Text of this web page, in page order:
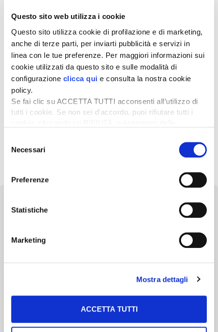
Questo sito web utilizza i cookie
Questo sito utilizza cookie di profilazione e di marketing,
anche di terze parti, per inviarti pubblicità e servizi in
linea con le tue preferenze. Per maggiori informazioni sui
cookie utilizzati da questo sito e sulle modalità di
configurazione clicca qui e consulta la nostra cookie
policy.
Se fai clic su ACCETTA TUTTI acconsenti all’utilizzo di
tutti i cookie. Se non sei d’accordo, puoi rifiutare tutti i
desideri accettare e cliccando ACCETTA SELEZIONATI.
delNecessari
Preferenze
Statistiche
Marketing
Mostra dettagli
ACCETTA TUTTI
23 gennaio – Pero, sede della Regione Emilia-
Sono al momento ancora in fase di organizzazione
anche eventi sulla difesa della vite nel Centro-sud Italia
(ipotizzato il 7 novembre a Pescara), delle drupacee
nell’Italia meridionale (ipotizzato il 24 ottobre a
Metaponto) e degli agrumi (ipotizzato a Bari il 19
dicembre).
Per ulteriori informazioni segreteria@aipp.it
esigenze.